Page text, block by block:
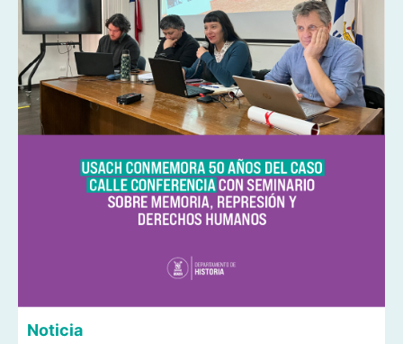
Noticia